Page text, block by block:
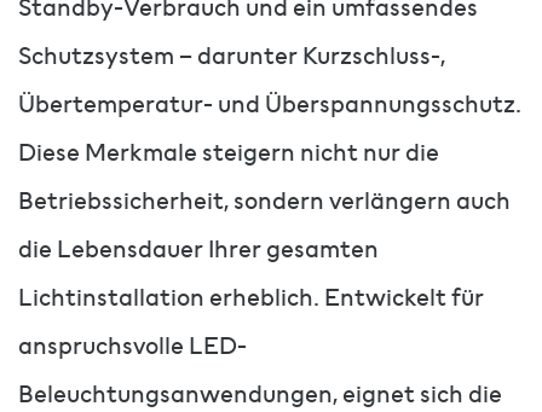
Standby-Verbrauch und ein umfassendes
Schutzsystem – darunter Kurzschluss-,
Übertemperatur- und Überspannungsschutz.
Diese Merkmale steigern nicht nur die
Betriebssicherheit, sondern verlängern auch
die Lebensdauer Ihrer gesamten
Lichtinstallation erheblich. Entwickelt für
anspruchsvolle LED-
Beleuchtungsanwendungen, eignet sich die